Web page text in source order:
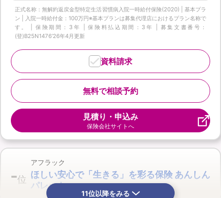
正式名称：無解約返戻金型特定生活習慣病入院一時給付保険(2020) | 基本プラ
ン | 入院一時給付金：100万円※基本プランは募集代理店におけるプラン名称で
す。 | 保険期間：3年 | 保険料払込期間：3年 | 募集文書番号：
(登)B25N1476‘26年4月更新
無料で相談予約
資料請求
見積り・申込み
保険会社サイトへ
-位
アフラック
ほしい安心で「生きる」を彩る保険 あんしん
パレット
11位以降をみる